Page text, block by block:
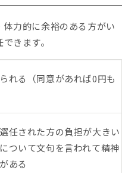
力的に余裕のある方がい
きます。
れる（同意があれば0円も
任された方の負担が大きい
ついて文句を言われて精神
ある